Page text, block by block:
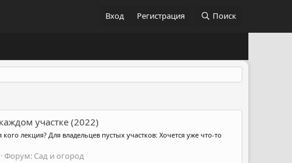
Вход Регистрация Поиск
участке (2022)
лекция? Для владельцев пустых участков: Хочется уже что-то
Форум: Сад и огород